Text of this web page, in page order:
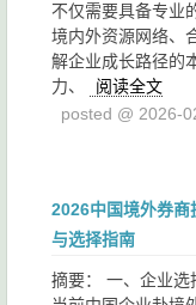
不仅需要具备专业
境内外资源网络、
解企业成长路径的
力、
阅读全文
posted @ 2026-
2026中国境外券商
与选择指南
摘要： 一、企业